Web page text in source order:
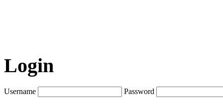
Login
Username Password